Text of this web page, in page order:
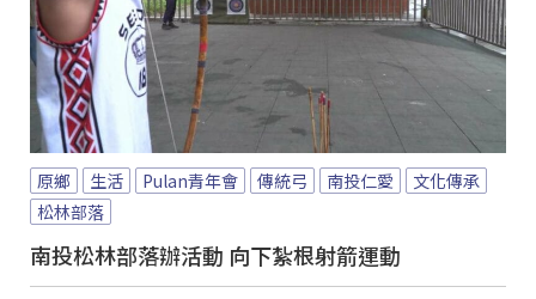
原鄉 生活 Pulan青年會 傳統弓 南投仁愛
文化傳承
松林部落
南投松林部落辦活動 向下紮根射箭運動